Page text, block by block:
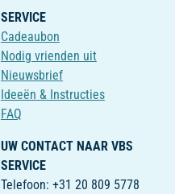
SERVICE
Cadeaubon
Nodig vrienden uit
Nieuwsbrief
Ideeën & Instructies
FAQ
UW CONTACT NAAR VBS
SERVICE
Telefoon: +31 20 809 5778